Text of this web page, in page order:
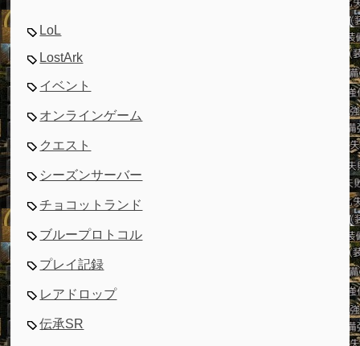
LoL
LostArk
イベント
オンラインゲーム
クエスト
シーズンサーバー
チョコットランド
ブループロトコル
プレイ記録
レアドロップ
伝承SR